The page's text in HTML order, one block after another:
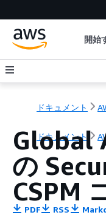
開始
ドキュメント
ドキュメント
Global
の
CSPM
PDF RSS